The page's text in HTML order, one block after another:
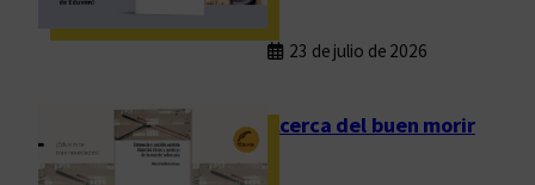
é
o
r
23 de julio de 2026
Acerca del buen morir